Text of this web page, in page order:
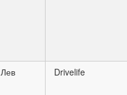
Лев Drivelife